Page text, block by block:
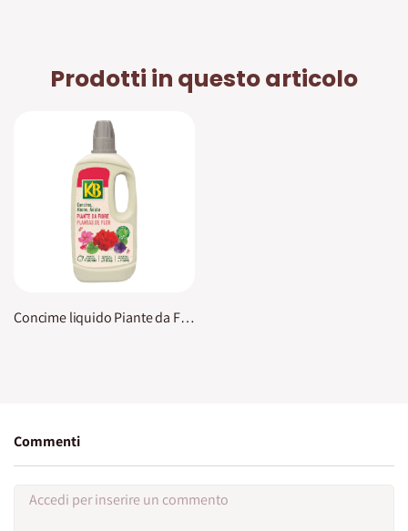
Prodotti in questo articolo
Concime liquido Piante da Fiore KB
Commenti